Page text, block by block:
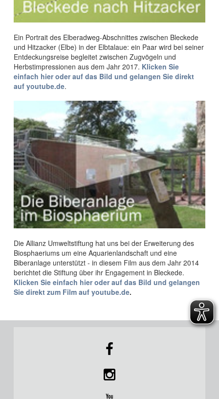
Ein Portrait des Elberadweg-Abschnittes zwischen Bleckede
und Hitzacker (Elbe) in der Elbtalaue: ein Paar wird bei seiner
Entdeckungsreise begleitet zwischen Zugvögeln und
Herbstimpressionen aus dem Jahr 2017. Klicken Sie
einfach hier oder auf das Bild und gelangen Sie direkt
auf youtube.de.
Die Allianz Umweltstiftung hat uns bei der Erweiterung des
Biosphaeriums um eine Aquarienlandschaft und eine
Biberanlage unterstützt - in diesem Film aus dem Jahr 2014
berichtet die Stiftung über ihr Engagement in Bleckede.
Klicken Sie einfach hier oder auf das Bild und gelangen
Sie direkt zum Film auf youtube.de.